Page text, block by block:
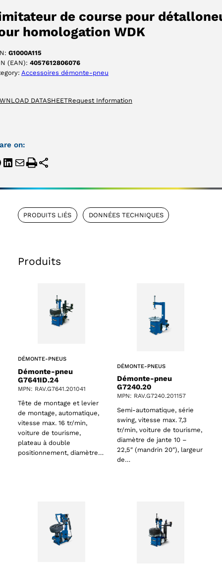
de course pour
homologation WDK
G1000A115
(EAN): 4057612806076
Accessoires démonte-pneu
DATASHEETRequest Information
on:
PRODUITS LIÉS DONNÉES TECHNIQUES
Produits
DÉMONTE-PNEUS
Démonte-pneu
G7641ID.24
MPN: RAV.G7641.201041
Tête de montage et levier
de montage, automatique,
vitesse max. 16 tr/min,
voiture de tourisme,
plateau à double
positionnement, diamètre…
DÉMONTE-PNEUS
Démonte-pneu
G7240.20
MPN: RAV.G7240.201157
Semi-automatique, série
swing, vitesse max. 7,3
tr/min, voiture de tourisme,
diamètre de jante 10 –
22,5″ (mandrin 20″), largeur
de…
ACCEPTER